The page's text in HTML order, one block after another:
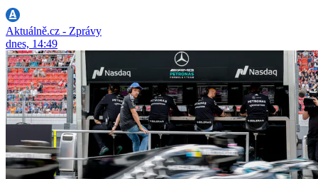
Aktuálně.cz - Zprávy
dnes, 14:49